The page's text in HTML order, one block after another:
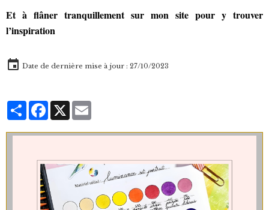
Et à flâner tranquillement sur mon site pour y trouver
l’inspiration
Date de dernière mise à jour : 27/10/2023
PartagerFacebook
X